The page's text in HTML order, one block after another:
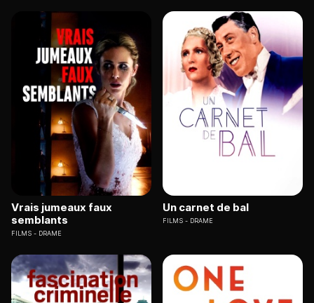
Vrais jumeaux faux
semblants
FILMS DRAME
Un carnet de bal
FILMS DRAME